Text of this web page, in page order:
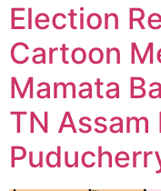
Election
Cartoon
Mamata
TN Assam